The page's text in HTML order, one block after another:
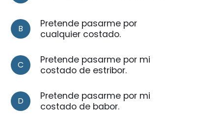
B
Pretende pasarme por
cualquier costado.
C
Pretende pasarme por mi
costado de estribor.
D
Pretende pasarme por mi
costado de babor.